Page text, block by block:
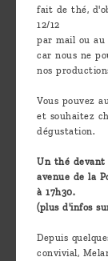
fait de thé,
12/12
par mail ou au
car nous ne
nos
Vous pouvez
et souhaitez
dégustation.
Un thé devant
avenue de la
à 17h30.
(plus d'infos
Depuis
convivial,